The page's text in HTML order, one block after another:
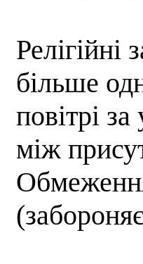
більше
повітрі
між